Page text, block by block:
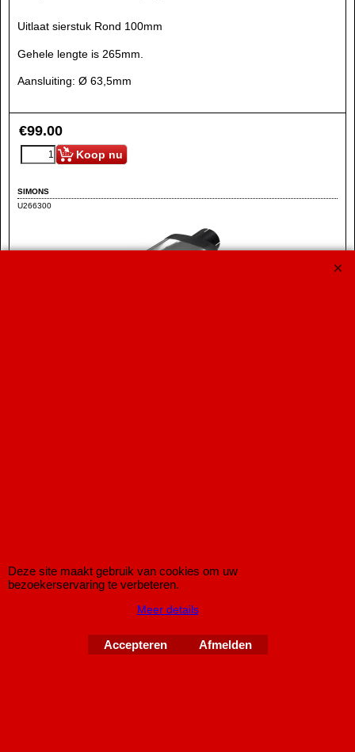
Uitlaat sierstuk Rond 100mm
Gehele lengte is 265mm.
Aansluiting: Ø 63,5mm
€99.00
Koop nu
SIMONS
U266300
Deze site maakt gebruik van cookies om uw
bezoekerservaring te verbeteren.
Meer details
Accepteren Afmelden